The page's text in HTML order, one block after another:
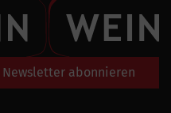
Newsletter abonnieren